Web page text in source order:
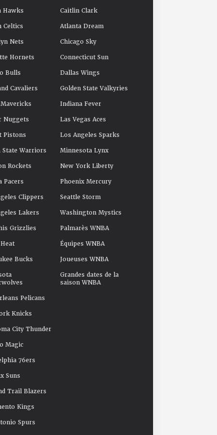
Hawks
Celtics
Nets
Hornets
Bulls
Cavaliers
Nuggets
Pistons
State Warriors
Rockets
Pacers
Clippers
Lakers
Grizzlies
Bucks
Pelicans
Knicks
City Thunder
Magic
76ers
Suns
Trail Blazers
Kings
Spurs
Caitlin Clark
Atlanta Dream
Chicago Sky
Connecticut Sun
Dallas Wings
Golden State Valkyries
Indiana Fever
Las Vegas Aces
Los Angeles Sparks
Minnesota Lynx
New York Liberty
Phoenix Mercury
Seattle Storm
Washington Mystics
Palmarès WNBA
Équipes WNBA
Joueuses WNBA
Grandes dates de la
saison WNBA